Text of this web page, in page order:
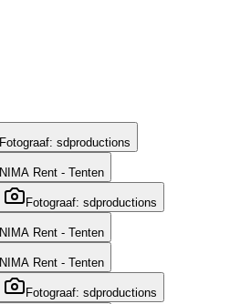
Fotograaf: sdproductions
NIMA Rent - Tenten
Fotograaf: sdproductions
NIMA Rent - Tenten
NIMA Rent - Tenten
Fotograaf: sdproductions